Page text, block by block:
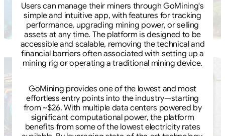
Users can manage their miners through GoMining's
simple and intuitive app, with features for tracking
performance, upgrading mining power, or selling
assets at any time. The platform is designed to be
accessible and scalable, removing the technical and
financial barriers often associated with setting up a
mining rig or operating a traditional mining device.
GoMining provides one of the lowest and most
effortless entry points into the industry—starting
from ~$26. With multiple data centers powered by
significant computational power, the platform
benefits from some of the lowest electricity rates